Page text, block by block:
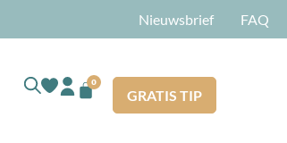
Nieuwsbrief FAQ
0
GRATIS TIP